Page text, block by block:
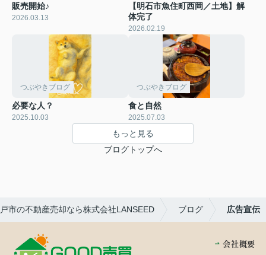
販売開始♪
2026.03.13
【明石市魚住町西岡／土地】解
体完了
2026.02.19
つぶやきブログ
必要な人？
2025.10.03
つぶやきブログ
食と自然
2025.07.03
もっと見る
ブログトップへ
市の不動産売却なら株式会社LANSEED ブログ 広告宣伝
会社概要